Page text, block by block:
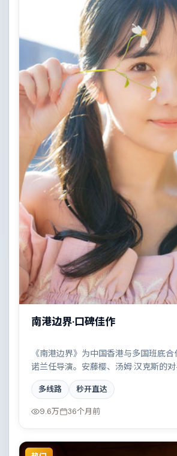
南港边界·口碑佳作
《南港边界》为中国香港与多国班底合
诺兰任导演。安藤樱、汤姆·汉克斯的
光，都市霓虹下的人性试炼与自我救赎
格统一，具备院线质感。
多线路 秒开直达
9.6万 36个月前